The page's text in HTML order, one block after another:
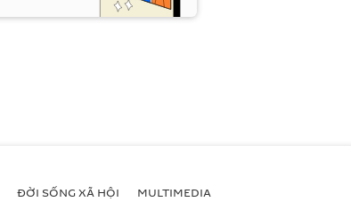
ĐỜI SỐNG XÃ HỘI MULTIMEDIA